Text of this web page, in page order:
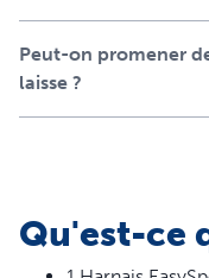
Fabriqué de nylon
Peut-on promener
laisse ?
Qu'est-ce